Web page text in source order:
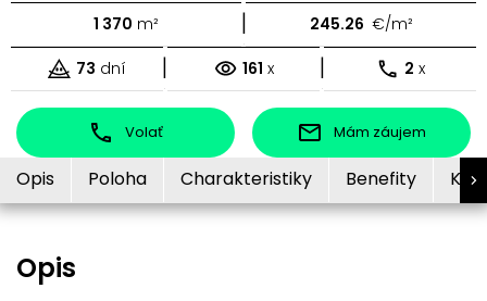
1 370 m² | 245.26 €/m²
73 dní | 161 x | 2 x
Volať Mám záujem
Opis Poloha Charakteristiky Benefity
Opis